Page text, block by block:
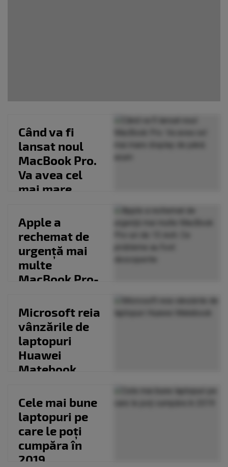
Când va fi
lansat noul
MacBook Pro.
Va avea cel
mai mare
până acum
Apple a
rechemat de
urgență mai
multe
MacBook Pro-
Ce probleme
au...
Microsoft reia
vânzările de
laptopuri
Huawei
Matebook
Cele mai bune
laptopuri pe
care le poți
cumpăra în
2019